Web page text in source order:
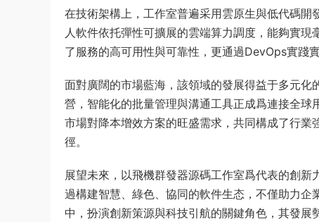
在技術架構上，工作室普遍采用雲原生與低代碼
人軟件依托彈性可擴展的雲端算力調度，能夠實
了服務的高可用性與可靠性，更通過DevOps實踐
面對廣闊的市場藍海，該領域的發展得益于多元
營，智能化的批量管理與溝通工具正成爲連接全
市場對降本增效方案的旺盛需求，共同構成了行
徑。
展望未來，以飛機群發器源碼工作室爲代表的創
過構建智慧、綠色、協同的軟件生态，不僅助力
中，扮演創新策源與科技引航的關鍵角色，其發展